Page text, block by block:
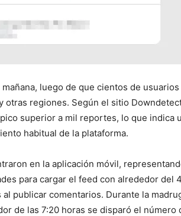
luego de que cientos de
otras regiones. Según el sitio
superior a mil reportes, lo que indica
habitual de la plataforma.
en la aplicación móvil,
para cargar el feed con alrededor del
publicar comentarios. Durante la
de las 7:20 horas se disparó el número